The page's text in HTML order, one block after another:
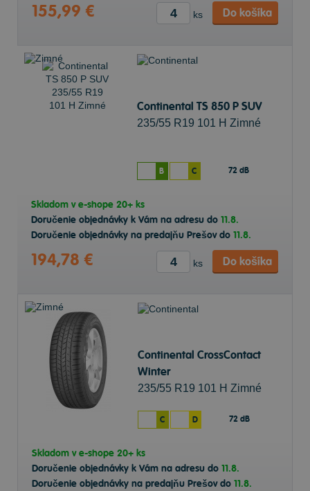
155,99 € ks Do košíka
Continental TS 850 P SUV
235/55 R19 101 H Zimné
B C 72 dB
Skladom ve-shope 20+ ks
Doručenie objednávky k Vám na adresu do 11.8.
Doručenie objednávky na predajňu Prešov do 11.8.
194,78 € ks Do košíka
Continental CrossContact
Winter
235/55 R19 101 H Zimné
C D 72 dB
Skladom ve-shope 20+ ks
Doručenie objednávky k Vám na adresu do 11.8.
Doručenie objednávky na predajňu Prešov do 11.8.